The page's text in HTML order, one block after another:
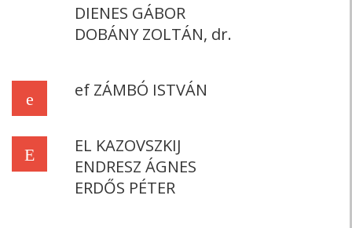
DIENES GÁBOR
DOBÁNY ZOLTÁN, dr.
e ef ZÁMBÓ ISTVÁN
E
EL KAZOVSZKIJ
ENDRESZ ÁGNES
ERDŐS PÉTER